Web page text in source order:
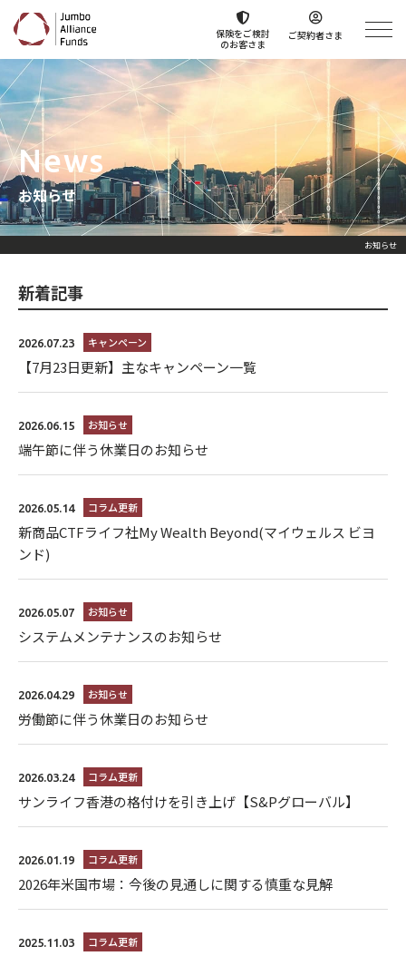
保険をご検討
のお客さま
ご契約者さま
お知らせ
News
お知らせ
新着記事
2026.07.23 キャンペーン
【7月23日更新】主なキャンペーン一覧
2026.06.15 お知らせ
端午節に伴う休業日のお知らせ
2026.05.14 コラム更新
新商品CTFライフ社My Wealth Beyond(マイウェルス ビヨ
ンド)
2026.05.07 お知らせ
システムメンテナンスのお知らせ
2026.04.29 お知らせ
労働節に伴う休業日のお知らせ
2026.03.24 コラム更新
サンライフ香港の格付けを引き上げ【S&Pグローバル】
2026.01.19 コラム更新
2026年米国市場：今後の見通しに関する慎重な見解
2025.11.03 コラム更新